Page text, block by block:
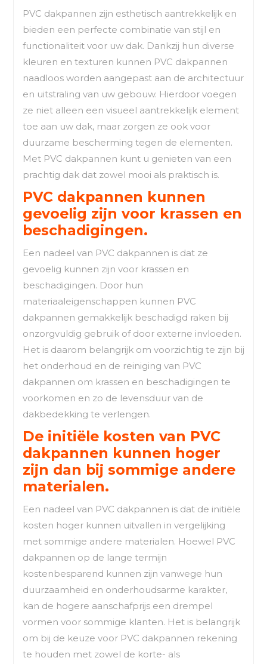
PVC dakpannen zijn esthetisch aantrekkelijk en
bieden een perfecte combinatie van stijl en
functionaliteit voor uw dak. Dankzij hun diverse
kleuren en texturen kunnen PVC dakpannen
naadloos worden aangepast aan de architectuur
en uitstraling van uw gebouw. Hierdoor voegen
ze niet alleen een visueel aantrekkelijk element
toe aan uw dak, maar zorgen ze ook voor
duurzame bescherming tegen de elementen.
Met PVC dakpannen kunt u genieten van een
prachtig dak dat zowel mooi als praktisch is.
PVC dakpannen kunnen
gevoelig zijn voor krassen en
beschadigingen.
Een nadeel van PVC dakpannen is dat ze
gevoelig kunnen zijn voor krassen en
beschadigingen. Door hun
materiaaleigenschappen kunnen PVC
dakpannen gemakkelijk beschadigd raken bij
onzorgvuldig gebruik of door externe invloeden.
Het is daarom belangrijk om voorzichtig te zijn bij
het onderhoud en de reiniging van PVC
dakpannen om krassen en beschadigingen te
voorkomen en zo de levensduur van de
dakbedekking te verlengen.
De initiële kosten van PVC
dakpannen kunnen hoger
zijn dan bij sommige andere
materialen.
Een nadeel van PVC dakpannen is dat de initiële
kosten hoger kunnen uitvallen in vergelijking
met sommige andere materialen. Hoewel PVC
dakpannen op de lange termijn
kostenbesparend kunnen zijn vanwege hun
duurzaamheid en onderhoudsarme karakter,
kan de hogere aanschafprijs een drempel
vormen voor sommige klanten. Het is belangrijk
om bij de keuze voor PVC dakpannen rekening
te houden met zowel de korte- als